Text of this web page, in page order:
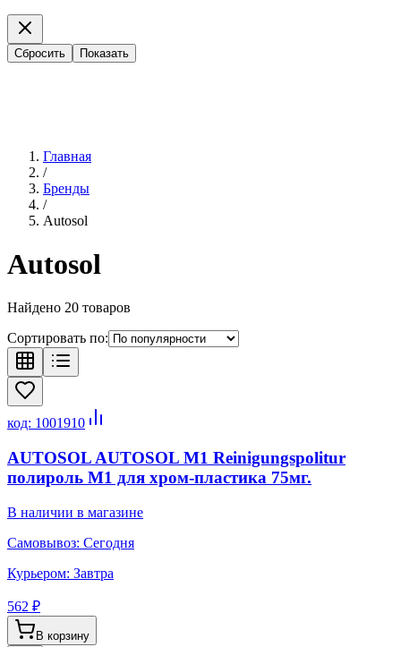
Сбросить Показать
Главная
/
Бренды
/
Autosol
Autosol
Найдено 20 товаров
Сортировать по:
код: 1001910
AUTOSOL AUTOSOL M1 Reinigungspolitur
полироль М1 для хром-пластика 75мг.
В наличии в магазине
Самовывоз: Сегодня
Курьером: Завтра
562 ₽
В корзину